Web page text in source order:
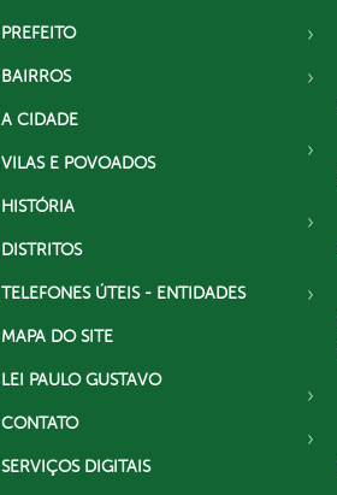
PREFEITO
BAIRROS
A CIDADE
VILAS E POVOADOS
HISTÓRIA
DISTRITOS
TELEFONES ÚTEIS - ENTIDADES
MAPA DO SITE
LEI PAULO GUSTAVO
CONTATO
SERVIÇOS DIGITAIS